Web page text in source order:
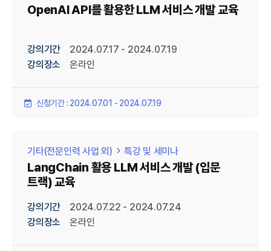
OpenAI API를 활용한 LLM 서비스 개발 교육
강의기간
2024.07.17 - 2024.07.19
강의장소
온라인
신청기간 : 2024.07.01 - 2024.07.19
기타(전문인력 사업 외) 특강 및 세미나
LangChain 활용 LLM 서비스 개발 (입문
트랙) 교육
강의기간
2024.07.22 - 2024.07.24
강의장소
온라인